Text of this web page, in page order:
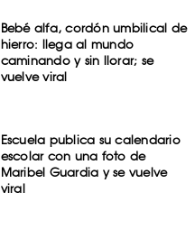
Bebé alfa, cordón umbilical de
hierro: llega al mundo
caminando y sin llorar; se
vuelve viral
Escuela publica su calendario
escolar con una foto de
Maribel Guardia y se vuelve
viral